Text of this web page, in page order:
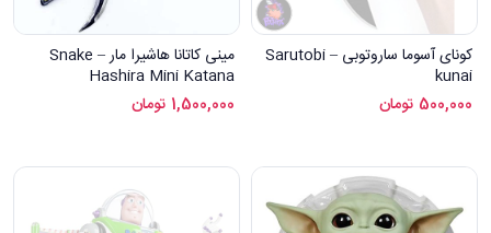
کونای آسوما ساروتوبی – Sarutobi
kunai
500,000 تومان
مینی کاتانا هاشیرا مار – Snake
Hashira Mini Katana
1,500,000 تومان